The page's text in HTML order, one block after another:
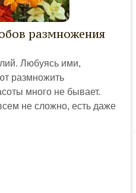
размножения
Любуясь ими,
размножить
много не бывает.
не сложно, есть даже